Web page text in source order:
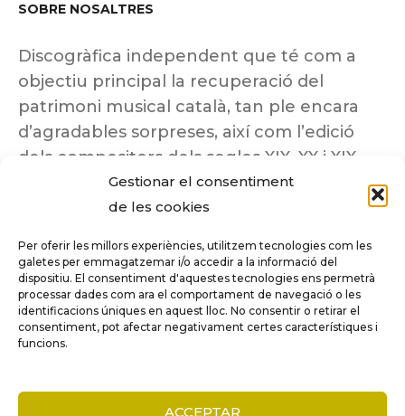
Gestionar el consentiment
de les cookies
Per oferir les millors experiències, utilitzem tecnologies com les
galetes per emmagatzemar i/o accedir a la informació del
dispositiu. El consentiment d'aquestes tecnologies ens permetrà
processar dades com ara el comportament de navegació o les
identificacions úniques en aquest lloc. No consentir o retirar el
consentiment, pot afectar negativament certes característiques i
funcions.
ACCEPTAR
SOBRE NOSALTRES
Discogràfica independent que té com a
objectiu principal la recuperació del
patrimoni musical català, tan ple encara
d’agradables sorpreses, així com l’edició
dels compositors dels segles XIX, XX i XIX
insuficientment coneguts.
Tots els drets reservats a ©Columna
Música.
COMPARE (0)